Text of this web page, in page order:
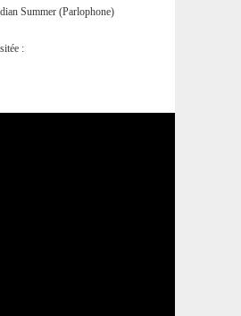
Summer (Parlophone)
: